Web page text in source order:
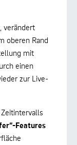
verändert
oberen Rand
mit
einen
zur Live-
Features